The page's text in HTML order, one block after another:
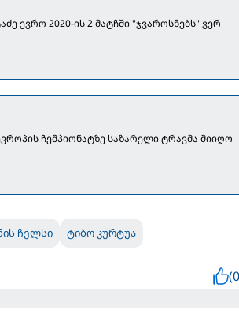
ევრო 2020-ის 2 მატჩში "ჯვაროსნებს" ვერ
ჩემპიონატზე საზარელი ტრავმა მიიღო
ჩელსი ტიბო კურტუა